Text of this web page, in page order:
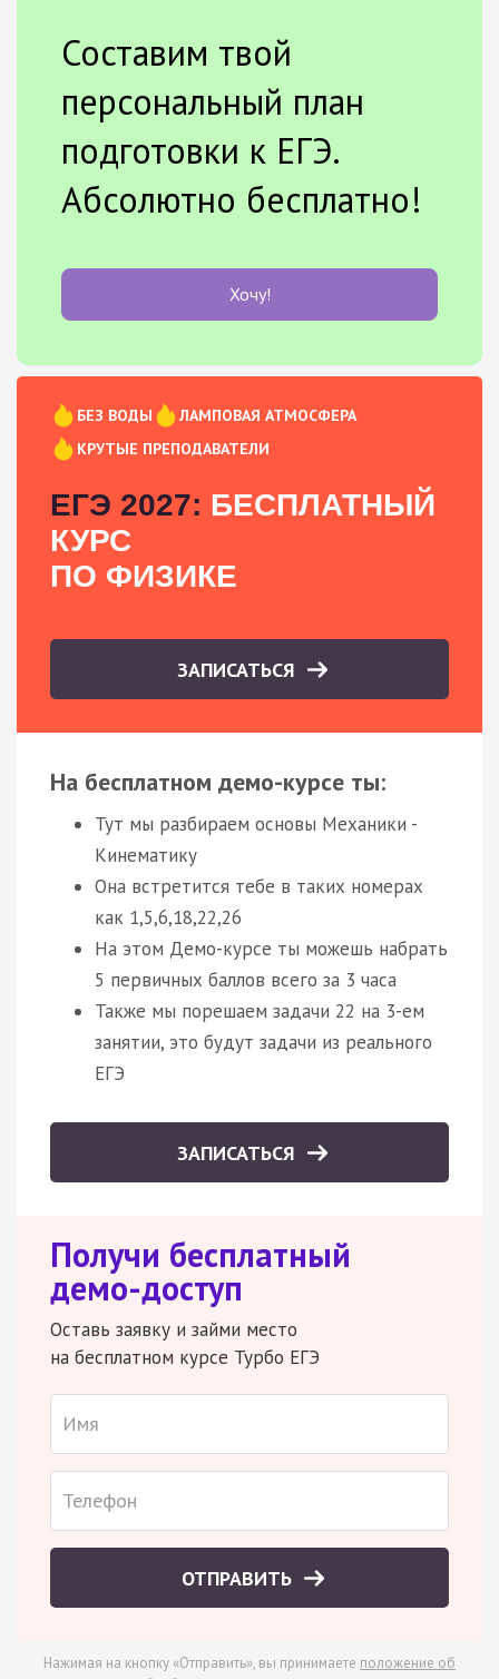
Составим твой
персональный план
подготовки к ЕГЭ.
Абсолютно бесплатно!
Хочу!
БЕЗ ВОДЫ
ЛАМПОВАЯ АТМОСФЕРА
КРУТЫЕ ПРЕПОДАВАТЕЛИ
ЕГЭ 2027: БЕСПЛАТНЫЙ
КУРС
ПО ФИЗИКЕ
ЗАПИСАТЬСЯ
На бесплатном демо-курсе ты:
Тут мы разбираем основы Механики -
Кинематику
Она встретится тебе в таких номерах
как 1,5,6,18,22,26
На этом Демо-курсе ты можешь набрать
5 первичных баллов всего за 3 часа
Также мы порешаем задачи 22 на 3-ем
занятии, это будут задачи из реального
ЕГЭ
ЗАПИСАТЬСЯ
Получи бесплатный
демо-доступ
Оставь заявку и займи место
на бесплатном курсе Турбо ЕГЭ
ОТПРАВИТЬ
Нажимая на кнопку «Отправить», вы принимаете положение об